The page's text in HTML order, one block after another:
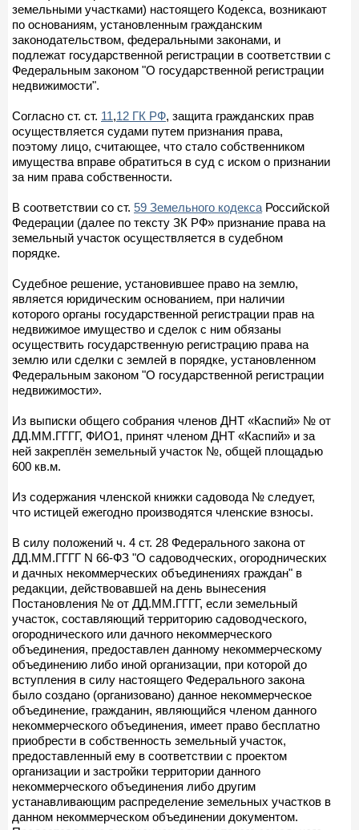
земельными участками) настоящего Кодекса, возникают
по основаниям, установленным гражданским
законодательством, федеральными законами, и
подлежат государственной регистрации в соответствии с
Федеральным законом "О государственной регистрации
недвижимости".
Согласно ст. ст. 11,12 ГК РФ, защита гражданских прав
осуществляется судами путем признания права,
поэтому лицо, считающее, что стало собственником
имущества вправе обратиться в суд с иском о признании
за ним права собственности.
В соответствии со ст. 59 Земельного кодекса Российской
Федерации (далее по тексту ЗК РФ» признание права на
земельный участок осуществляется в судебном
порядке.
Судебное решение, установившее право на землю,
является юридическим основанием, при наличии
которого органы государственной регистрации прав на
недвижимое имущество и сделок с ним обязаны
осуществить государственную регистрацию права на
землю или сделки с землей в порядке, установленном
Федеральным законом "О государственной регистрации
недвижимости».
Из выписки общего собрания членов ДНТ «Каспий» № от
ДД.ММ.ГГГГ, ФИО1, принят членом ДНТ «Каспий» и за
ней закреплён земельный участок №, общей площадью
600 кв.м.
Из содержания членской книжки садовода № следует,
что истицей ежегодно производятся членские взносы.
В силу положений ч. 4 ст. 28 Федерального закона от
ДД.ММ.ГГГГ N 66-ФЗ "О садоводческих, огороднических
и дачных некоммерческих объединениях граждан" в
редакции, действовавшей на день вынесения
Постановления № от ДД.ММ.ГГГГ, если земельный
участок, составляющий территорию садоводческого,
огороднического или дачного некоммерческого
объединения, предоставлен данному некоммерческому
объединению либо иной организации, при которой до
вступления в силу настоящего Федерального закона
было создано (организовано) данное некоммерческое
объединение, гражданин, являющийся членом данного
некоммерческого объединения, имеет право бесплатно
приобрести в собственность земельный участок,
предоставленный ему в соответствии с проектом
организации и застройки территории данного
некоммерческого объединения либо другим
устанавливающим распределение земельных участков в
данном некоммерческом объединении документом.